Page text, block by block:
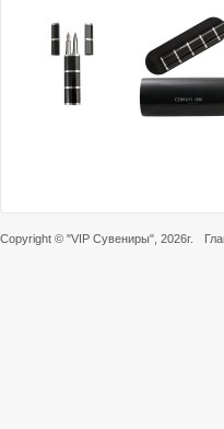
Copyright © "VIP Сувениры" , 2026г.